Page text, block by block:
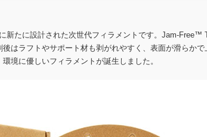
新たに設計された次世代フィラメントです。Jam-Free™
はラフトやサポート材も剥がれやすく、表面が滑らか
境に優しいフィラメントが誕生しました。